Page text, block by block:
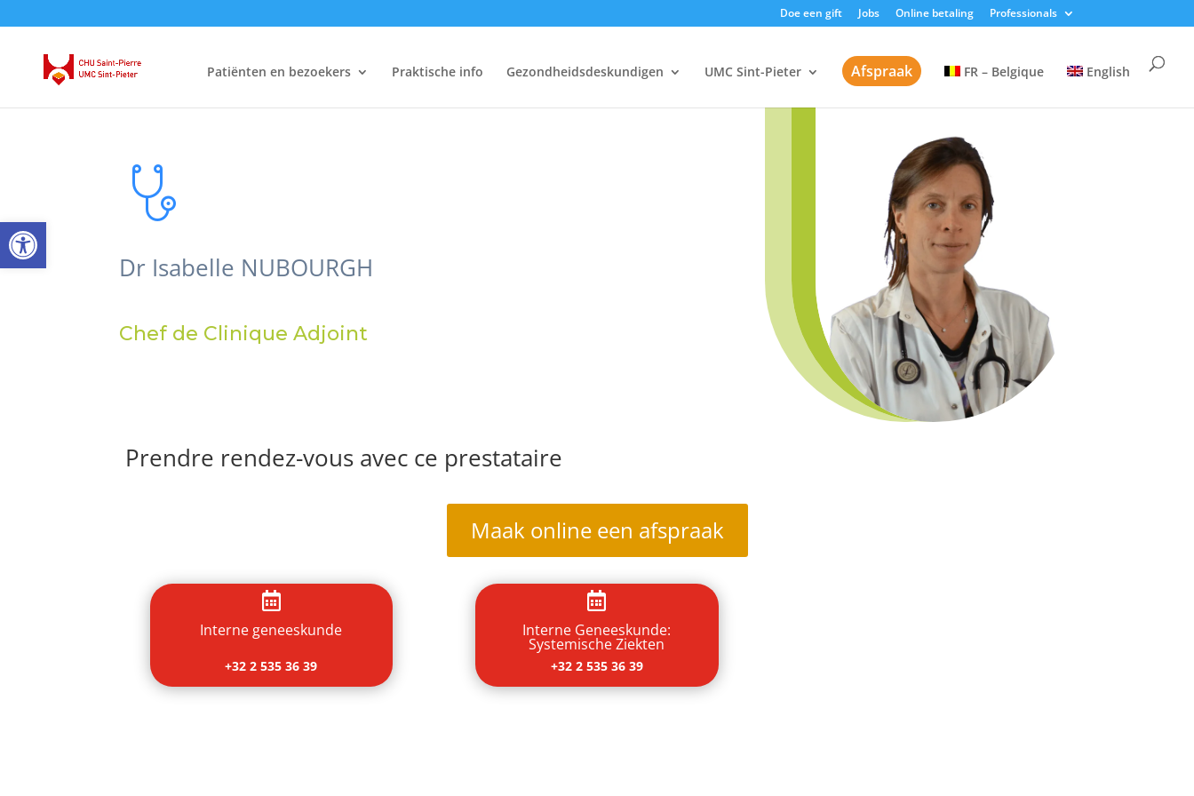
Open toolbar
Doe een gift Jobs Online betaling Professionals
Patiënten en bezoekers Praktische info Gezondheidsdeskundigen UMC Sint-Pieter Afspraak FR – Belgique English
Dr Isabelle NUBOURGH
Chef de Clinique Adjoint
Prendre rendez-vous avec ce prestataire
Maak online een afspraak

Interne geneeskunde
+32 2 535 36 39

Interne Geneeskunde:
Systemische Ziekten
+32 2 535 36 39